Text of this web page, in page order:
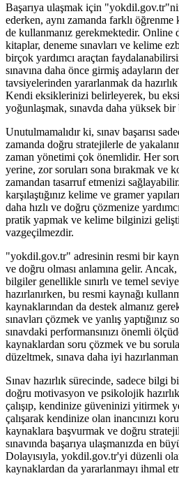
Başarıya ulaşmak için
ederken, aynı zamanda farklı
de kullanmanız gerekmektedir. Online
kitaplar, deneme sınavları ve kelime
birçok yardımcı araçtan
sınavına daha önce girmiş adayların
tavsiyelerinden yararlanmak da
Kendi eksiklerinizi belirleyerek, bu
yoğunlaşmak, sınavda daha yüksek bir
Unutulmamalıdır ki, sınav başarısı
zamanda doğru stratejilerle de
zaman yönetimi çok önemlidir. Her
yerine, zor soruları sona bırakmak ve
zamandan tasarruf etmenizi
karşılaştığınız kelime ve gramer
daha hızlı ve doğru çözmenize
pratik yapmak ve kelime bilginizi
vazgeçilmezdir.
"yokdil.gov.tr" adresinin resmi bir
ve doğru olması anlamına gelir.
bilgiler genellikle sınırlı ve temel
hazırlanırken, bu resmi kaynağı
kaynaklarından da destek almanız
sınavları çözmek ve yanlış yaptığınız
sınavdaki performansınızı önemli
kaynaklardan soru çözmek ve bu
düzeltmek, sınava daha iyi
Sınav hazırlık sürecinde, sadece bilgi
doğru motivasyon ve psikolojik
çalışıp, kendinize güveninizi yitirmek
çalışarak kendinize olan inancınızı
kaynaklara başvurmak ve doğru
sınavında başarıya ulaşmanızda en
Dolayısıyla, yokdil.gov.tr'yi düzenli
kaynaklardan da yararlanmayı ihmal